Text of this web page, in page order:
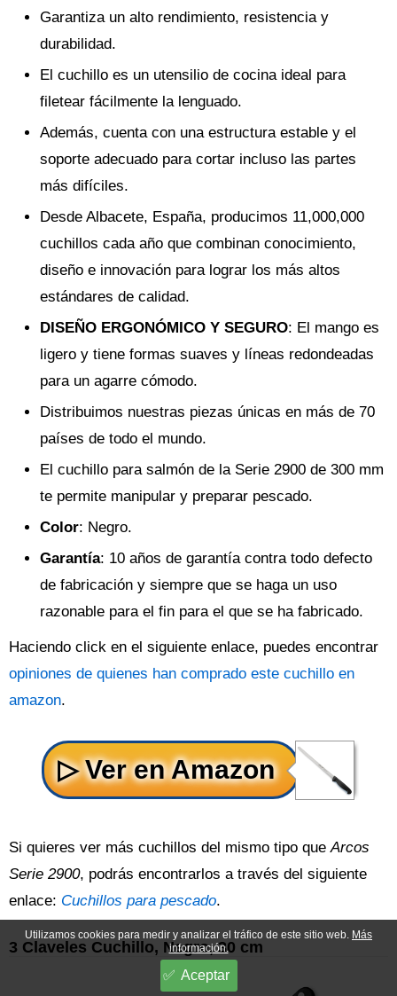
Garantiza un alto rendimiento, resistencia y
durabilidad.
El cuchillo es un utensilio de cocina ideal para
filetear fácilmente la lenguado.
Además, cuenta con una estructura estable y el
soporte adecuado para cortar incluso las partes
más difíciles.
Desde Albacete, España, producimos 11,000,000
cuchillos cada año que combinan conocimiento,
diseño e innovación para lograr los más altos
estándares de calidad.
DISEÑO ERGONÓMICO Y SEGURO: El mango es
ligero y tiene formas suaves y líneas redondeadas
para un agarre cómodo.
Distribuimos nuestras piezas únicas en más de 70
países de todo el mundo.
El cuchillo para salmón de la Serie 2900 de 300 mm
te permite manipular y preparar pescado.
Color: Negro.
Garantía: 10 años de garantía contra todo defecto
de fabricación y siempre que se haga un uso
razonable para el fin para el que se ha fabricado.
Haciendo click en el siguiente enlace, puedes encontrar
opiniones de quienes han comprado este cuchillo en
amazon.
Si quieres ver más cuchillos del mismo tipo queArcos
Serie 2900, podrás encontrarlos a través del siguiente
enlace: Cuchillos para pescado.
3 Claveles Cuchillo, Negro, 30 cm
Utilizamos cookies para medir y analizar el tráfico de este sitio web. Más
información.
Aceptar